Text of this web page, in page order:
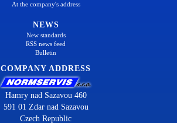
At the company's address
NEWS
New standards
RSS news feed
Bulletin
COMPANY ADDRESS
Hamry nad Sazavou 460
591 01 Zdar nad Sazavou
Czech Republic